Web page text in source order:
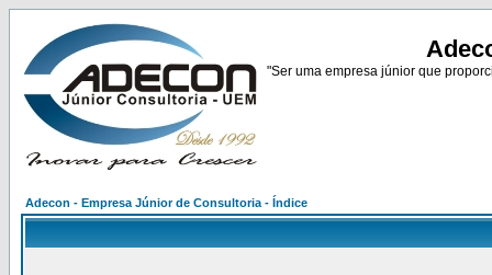
"Ser uma empresa júnior que
Adecon - Empresa Júnior de Consultoria - Índice